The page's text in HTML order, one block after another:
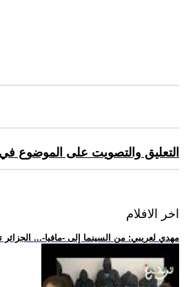
التعليق والتصويت على الموضوع
اخر الافلام
.. مهدي لعريبي: من السينما إلى -مافيا-...